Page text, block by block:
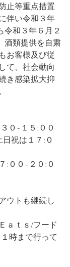
止等重点措置
伴い令和３年
令和３年６月２
酒類提供を自粛
お客様及び従
て、社会動向
き感染拡大抑
０-１５:００
祝は１７:０
:００-２０:０
ウトも継続し
ａｔｓ/フード
時まで行って